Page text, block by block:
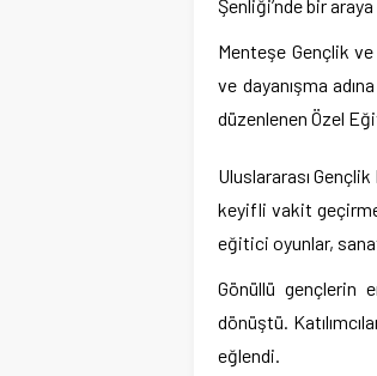
Şenliği’nde bir
Menteşe Gençlik ve
ve dayanışma
düzenlenen Özel
Uluslararası
keyifli vakit
eğitici oyunlar,
Gönüllü gençlerin
dönüştü.
eğlendi.